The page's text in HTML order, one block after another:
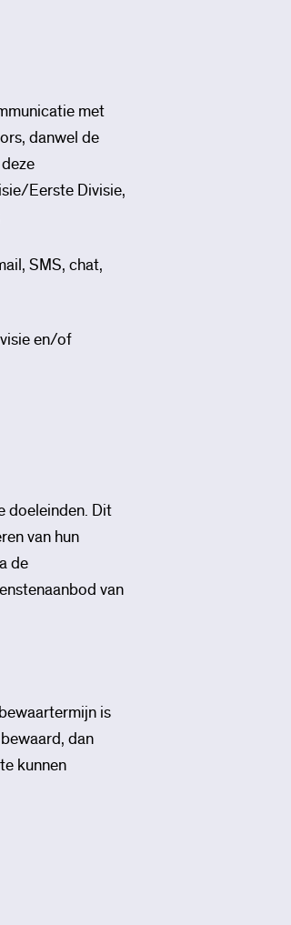
met
danwel de
Eerste Divisie,
SMS, chat,
en/of
doeleinden. Dit
van hun
de
van
is
dan
kunnen